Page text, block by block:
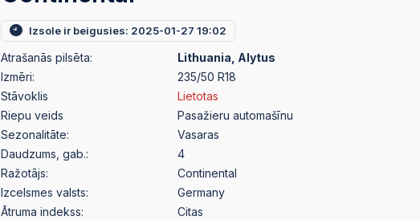
Izsole ir beigusies: 2025-01-27 19:02
Atrašanās pilsēta:
Lithuania, Alytus
Izmēri:
235/50 R18
Stāvoklis
Lietotas
Riepu veids
Pasažieru automašīnu
Sezonalitāte:
Vasaras
Daudzums, gab.:
4
Ražotājs:
Continental
Izcelsmes valsts:
Germany
Ātruma indekss:
Citas